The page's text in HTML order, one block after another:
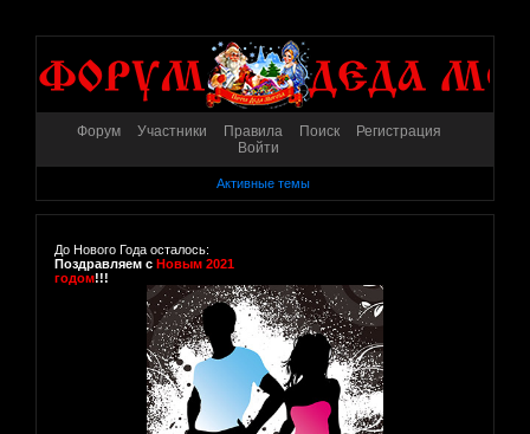
Форум Участники Правила Поиск
Регистрация
Войти
Активные темы
До Нового Года осталось:
Поздравляем с Новым 2021
годом!!!